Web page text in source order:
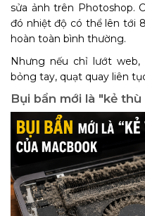
sửa ảnh trên Photoshop.
đó nhiệt độ có thể lên tới
hoàn toàn bình thường.
Nhưng nếu chỉ lướt
bỏng tay, quạt quay liên
Bụi bẩn mới là "kẻ